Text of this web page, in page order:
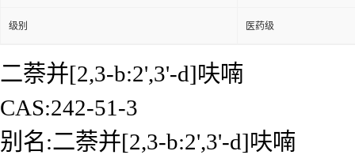
级别 医药级
二萘并[2,3-b:2',3'-d]呋喃
CAS:242-51-3
别名:二萘并[2,3-b:2',3'-d]呋喃